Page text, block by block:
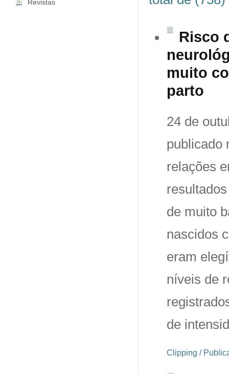
Revistas
Risco
muito
parto
24 de
publicado
relações
de muito
nascidos
eram
níveis de
de
Clipping /